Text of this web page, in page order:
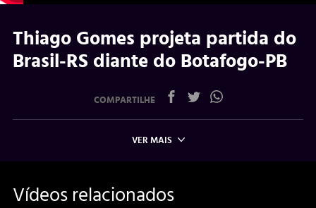
Thiago Gomes projeta partida do
Brasil-RS diante do Botafogo-PB
COMPARTILHE
VER MAIS
Vídeos relacionados